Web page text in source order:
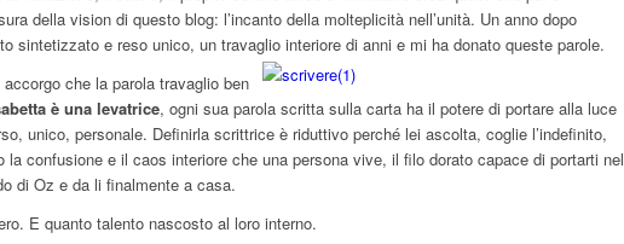
della vision di questo blog: l’incanto della molteplicità nell’unità. Un anno dopo
sintetizzato e reso unico, un travaglio interiore di anni e mi ha donato queste parole.
che la parola travaglio ben
è una levatrice, ogni sua parola scritta sulla carta ha il potere di portare alla luce
unico, personale. Definirla scrittrice è riduttivo perché lei ascolta, coglie l’indefinito,
la confusione e il caos interiore che una persona vive, il filo dorato capace di portarti nel
di Oz e da li finalmente a casa.
E quanto talento nascosto al loro interno.